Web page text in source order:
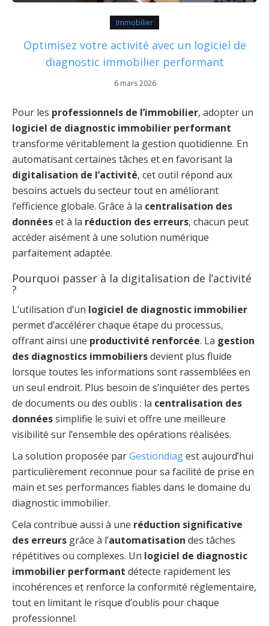
Immobilier
Optimisez votre activité avec un logiciel de
diagnostic immobilier performant
6 mars 2026
Pour les professionnels de l’immobilier, adopter un
logiciel de diagnostic immobilier performant
transforme véritablement la gestion quotidienne. En
automatisant certaines tâches et en favorisant la
digitalisation de l’activité, cet outil répond aux
besoins actuels du secteur tout en améliorant
l’efficience globale. Grâce à la centralisation des
donnéeset à la réduction des erreurs, chacun peut
accéder aisément à une solution numérique
parfaitement adaptée.
Pourquoi passer à la digitalisation de l’activité
?
L’utilisation d’un logiciel de diagnostic immobilier
permet d’accélérer chaque étape du processus,
offrant ainsi une productivité renforcée. La gestion
des diagnostics immobiliersdevient plus fluide
lorsque toutes les informations sont rassemblées en
un seul endroit. Plus besoin de s’inquiéter des pertes
de documents ou des oublis : la centralisation des
donnéessimplifie le suivi et offre une meilleure
visibilité sur l’ensemble des opérations réalisées.
La solution proposée parGestiondiagest aujourd’hui
particulièrement reconnue pour sa facilité de prise en
main et ses performances fiables dans le domaine du
diagnostic immobilier.
Cela contribue aussi à une réduction significative
des erreurs grâce à l’automatisation des tâches
répétitives ou complexes. Un logiciel de diagnostic
immobilier performant détecte rapidement les
incohérences et renforce la conformité réglementaire,
tout en limitant le risque d’oublis pour chaque
professionnel.